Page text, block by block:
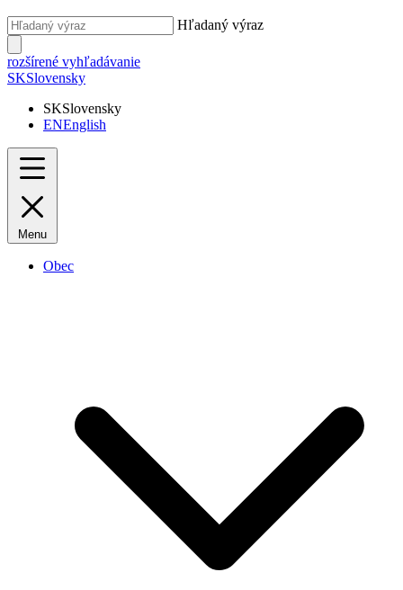
Hľadaný výraz
rozšírené vyhľadávanie
SKSlovensky
SKSlovensky
ENEnglish
Menu
Obec